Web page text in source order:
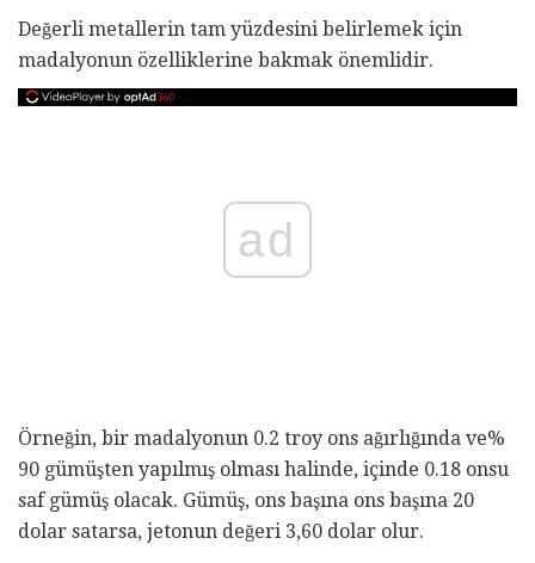
Değerli metallerin tam yüzdesini belirlemek için
madalyonun özelliklerine bakmak önemlidir.
ad
Örneğin, bir madalyonun 0.2 troy ons ağırlığında ve%
90 gümüşten yapılmış olması halinde, içinde 0.18 onsu
saf gümüş olacak. Gümüş, ons başına ons başına 20
dolar satarsa, jetonun değeri 3,60 dolar olur.